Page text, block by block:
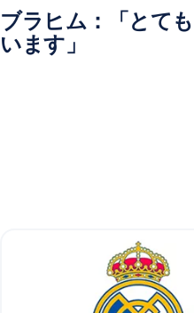
ブラヒム：「とて
います」